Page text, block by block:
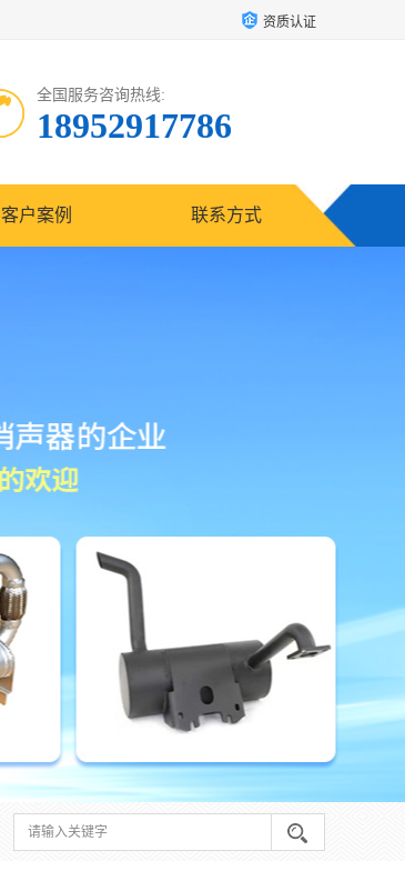
资质认证
全国服务咨询热线:
18952917786
客户案例 联系方式